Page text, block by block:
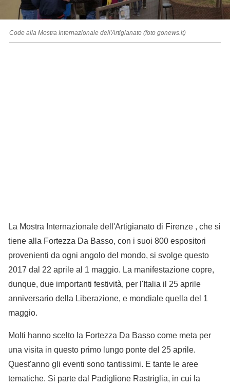
Code alla Mostra Internazionale dell'Artigianato (foto gonews.it)
La Mostra Internazionale dell'Artigianato di Firenze , che si
tiene alla Fortezza Da Basso, con i suoi 800 espositori
provenienti da ogni angolo del mondo, si svolge questo
2017 dal 22 aprile al 1 maggio. La manifestazione copre,
dunque, due importanti festività, per l'Italia il 25 aprile
anniversario della Liberazione, e mondiale quella del 1
maggio.
Molti hanno scelto la Fortezza Da Basso come meta per
una visita in questo primo lungo ponte del 25 aprile.
Quest'anno gli eventi sono tantissimi. E tante le aree
tematiche. Si parte dal Padiglione Rastriglia, in cui la